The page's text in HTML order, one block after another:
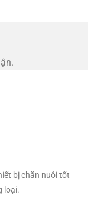
bị chăn nuôi tốt
loại.